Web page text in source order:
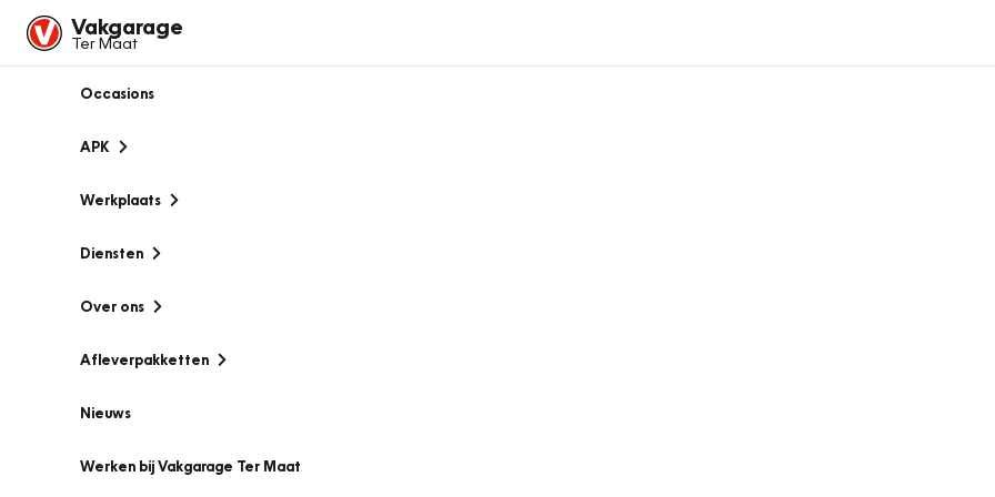
Vakgarage
Ter Maat
Occasions
APK
Werkplaats
Diensten
Over ons
Afleverpakketten
Nieuws
Werken bij Vakgarage Ter Maat